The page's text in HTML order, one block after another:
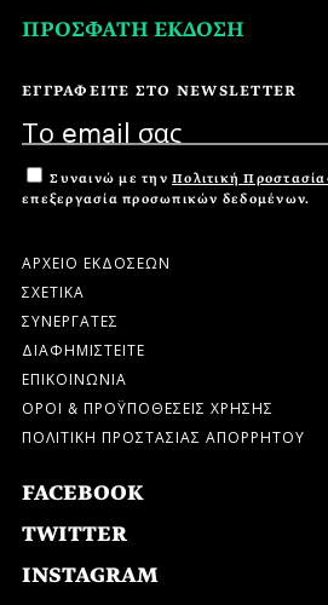
ΠΡΟΣΦΑΤΗ ΕΚΔΟΣΗ
ΕΓΓΡΑΦΕΙΤΕ ΣΤΟ NEWSLETTER
Συναινώ με την Πολιτική
επεξεργασία προσωπικών δεδομένων.
ΑΡΧΕΙΟ ΕΚΔΟΣΕΩΝ
ΣΧΕΤΙΚΑ
ΣΥΝΕΡΓΑΤΕΣ
ΔΙΑΦΗΜΙΣΤΕΙΤΕ
ΕΠΙΚΟΙΝΩΝΙΑ
ΟΡΟΙ & ΠΡΟΫΠΟΘΕΣΕΙΣ ΧΡΗΣΗΣ
ΠΟΛΙΤΙΚΗ ΠΡΟΣΤΑΣΙΑΣ ΑΠΟΡΡΗΤΟΥ
FACEBOOK
TWITTER
INSTAGRAM